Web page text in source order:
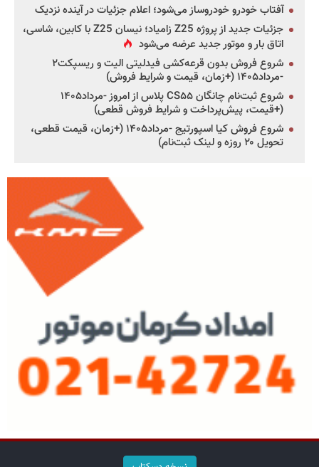
آفتاب خودرو خودروساز می‌شود؛ اعلام جزئیات در آینده نزدیک
جزئیات جدید از پروژه Z25 زامیاد؛ نیسان Z25 با کابین، شاسی،
اتاق بار و موتور جدید عرضه می‌شود
شروع فروش بدون قرعه‌کشی فیدلیتی الیت و ریسپکت۲
-مرداد۱۴۰۵ (+زمان، قیمت و شرایط فروش)
شروع ثبت‌نام چانگان CS۵۵ پلاس از امروز -مرداد۱۴۰۵
(+قیمت، پیش‌پرداخت و شرایط فروش قطعی)
شروع فروش کیا اسپورتیج -مرداد۱۴۰۵ (+زمان، قیمت قطعی،
تحویل ۲۰ روزه و لینک ثبت‌نام)